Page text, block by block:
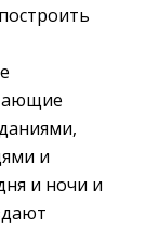
и
и ночи и